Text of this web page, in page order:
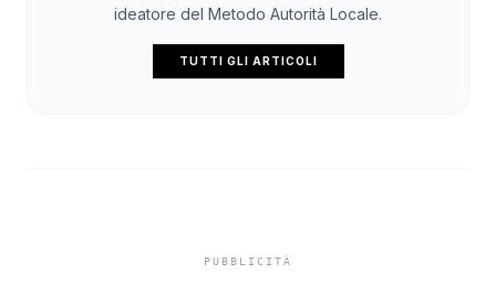
ideatore del Metodo Autorità Locale.
TUTTI GLI ARTICOLI